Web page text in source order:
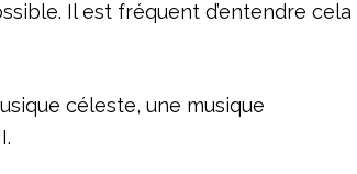
Il est fréquent d’entendre cela
céleste, une musique